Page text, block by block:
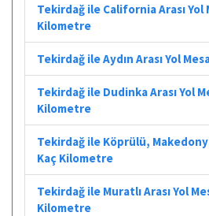
Tekirdağ ile California Arası Yol
Kilometre
Tekirdağ ile Aydın Arası Yol
Tekirdağ ile Dudinka Arası Yol
Kilometre
Tekirdağ ile Köprülü,
Kaç Kilometre
Tekirdağ ile Muratlı Arası Yol
Kilometre